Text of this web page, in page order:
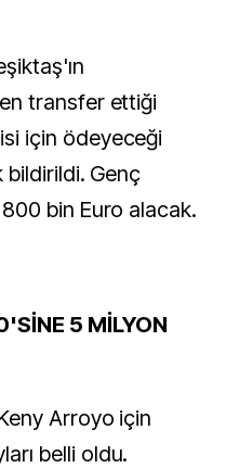
transfer ettiği
için ödeyeceği
Genç
bin Euro alacak.
5 MİLYON
Arroyo için
belli oldu.